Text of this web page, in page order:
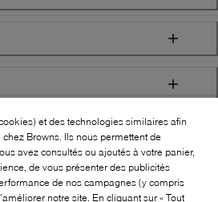
et des technologies similaires afin
Browns. Ils nous permettent de
avez consultés ou ajoutés à votre panier,
de vous présenter des publicités
de nos campagnes (y compris
notre site. En cliquant sur « Tout